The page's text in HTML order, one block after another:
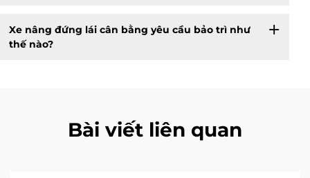
Xe nâng đứng lái cân bằng yêu cầu bảo trì như
thế nào?
Bài viết liên quan